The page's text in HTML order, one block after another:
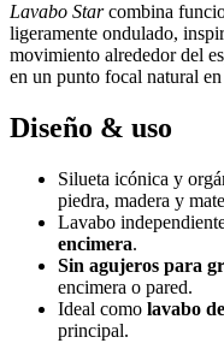
Lavabo Starcombina
ligeramente ondulado,
movimiento alrededor del
en un punto focal natural
Diseño & uso
Silueta icónica y
piedra, madera y
Lavabo
encimera.
Sin agujeros para
encimera o pared.
Ideal como lavabo
principal.